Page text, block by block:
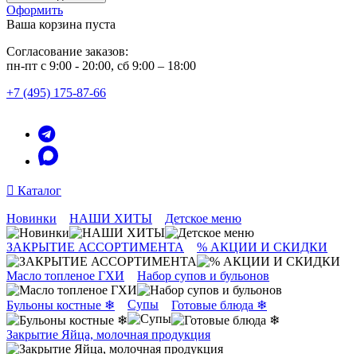
Оформить
Ваша корзина пуста
Согласование заказов:
пн-пт с 9:00 - 20:00, сб 9:00 – 18:00
+7 (495) 175-87-66
Каталог
Новинки НАШИ ХИТЫ Детское меню
ЗАКРЫТИЕ АССОРТИМЕНТА % АКЦИИ И СКИДКИ
Масло топленое ГХИ Набор супов и бульонов
Бульоны костные ❄ Супы Готовые блюда ❄
Закрытие Яйца, молочная продукция